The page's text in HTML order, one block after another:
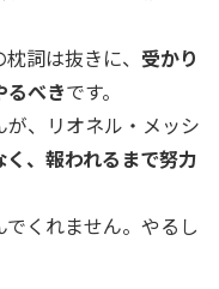
詞は抜きに、 受かり
るべきです。
、リオネル・メッシ
、報われるまで努力
くれません。やるし